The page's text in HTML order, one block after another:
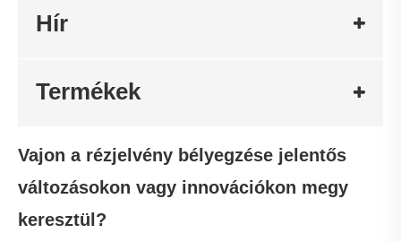
Hír
Termékek
Vajon a rézjelvény bélyegzése jelentős
változásokon vagy innovációkon megy
keresztül?